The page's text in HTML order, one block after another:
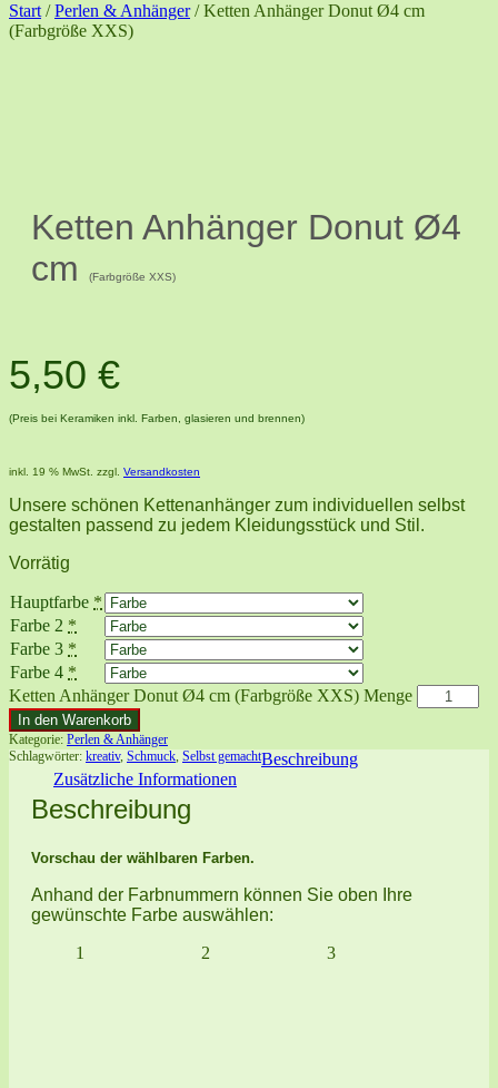
Start /Perlen & Anhänger/ Ketten Anhänger Donut Ø4 cm
(Farbgröße XXS)
Ketten Anhänger Donut Ø4
cm
(Farbgröße XXS)
5,50 €
(Preis bei Keramiken inkl. Farben, glasieren und brennen)
inkl. 19 % MwSt. zzgl. Versandkosten
Unsere schönen Kettenanhänger zum individuellen selbst
gestalten passend zu jedem Kleidungsstück und Stil.
Vorrätig
Hauptfarbe *
Farbe 2 *
Farbe 3 *
Farbe 4 *
Ketten Anhänger Donut Ø4 cm (Farbgröße XXS) Menge
In den Warenkorb
Kategorie: Perlen & Anhänger
Schlagwörter: kreativ, Schmuck, Selbst gemachtBeschreibung
Zusätzliche Informationen
Beschreibung
Vorschau der wählbaren Farben.
Anhand der Farbnummern können Sie oben Ihre
gewünschte Farbe auswählen:
1
2 3